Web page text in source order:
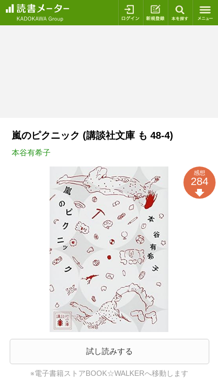
ログイン 新規登録
嵐のピクニック (講談社文庫 も 48-4)
本谷有希子
試し読みする
※電子書籍ストアBOOK☆WALKERへ移動します
感想
284